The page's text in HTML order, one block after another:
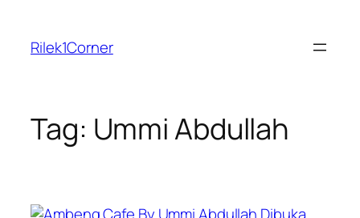
content
Rilek1Corner
Tag: Ummi Abdullah